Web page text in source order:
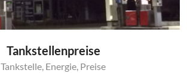
Tankstellenpreise
Tankstelle, Energie, Preise